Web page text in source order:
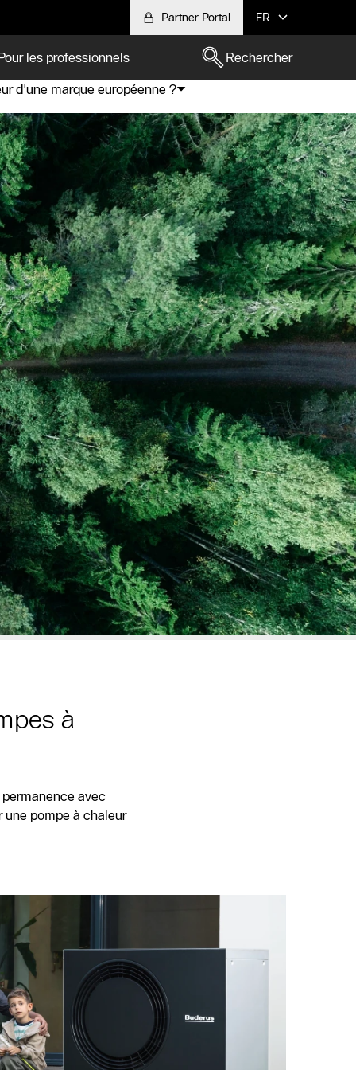
Partner Portal FR
les professionnels
Rechercher
d'une marque européenne ?
à
avec
pompe à chaleur